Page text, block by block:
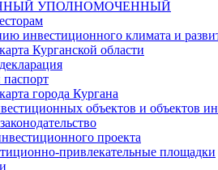
УПОЛНОМОЧЕННЫЙ
инвестиционного климата и
Курганской области
города Кургана
объектов и объектов
проекта
привлекательные площадки